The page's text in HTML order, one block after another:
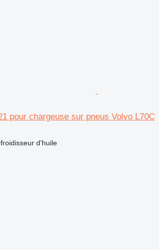
pour chargeuse sur pneus Volvo L70C
d'huile